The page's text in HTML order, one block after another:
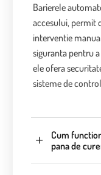
Barierele
accesului, permit
interventie
siguranta pentru
ele ofera
sisteme de
Cum
pana de